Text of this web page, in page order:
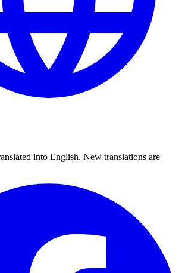
into English. New translations are